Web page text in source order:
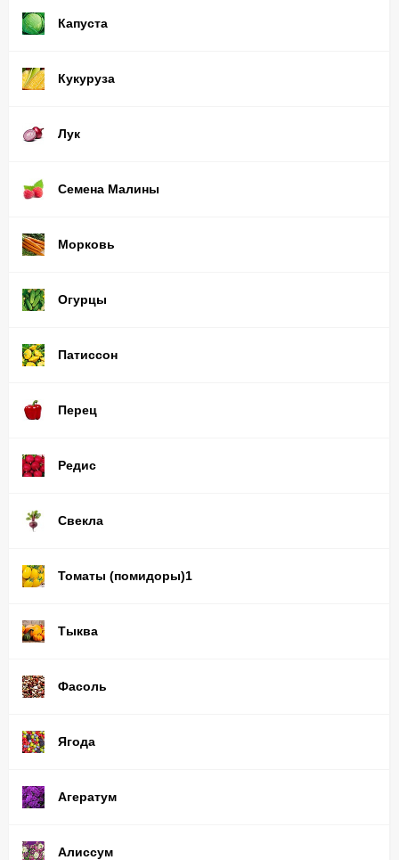
Капуста
Кукуруза
Лук
Семена Малины
Морковь
Огурцы
Патиссон
Перец
Редис
Свекла
Томаты (помидоры)1
Тыква
Фасоль
Ягода
Агератум
Алиссум